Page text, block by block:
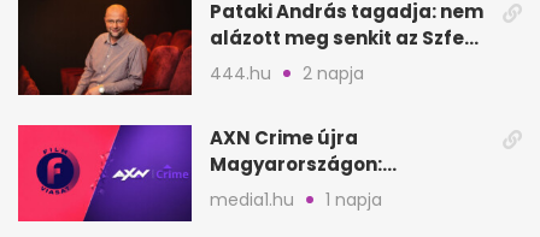
Pataki András tagadja: nem
alázott meg senkit az Szfe
felvételijén
444.hu 2 napja
AXN Crime újra
Magyarországon:
szeptembertől a Viasat Film
media1.hu 1 napja